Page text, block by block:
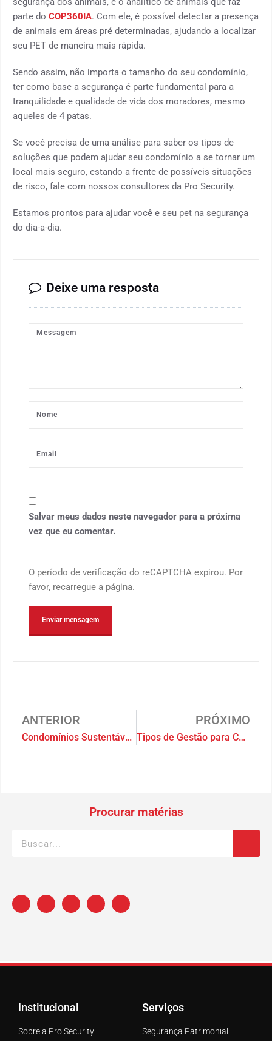
parte do COP360IA. Com ele, é possível detectar a presença
de animais em áreas pré determinadas, ajudando a localizar
seu PET de maneira mais rápida.
Sendo assim, não importa o tamanho do seu condomínio,
ter como base a segurança é parte fundamental para a
tranquilidade e qualidade de vida dos moradores, mesmo
aqueles de 4 patas.
Se você precisa de uma análise para saber os tipos de
soluções que podem ajudar seu condomínio a se tornar um
local mais seguro, estando a frente de possíveis situações
de risco, fale com nossos consultores da Pro Security.
Estamos prontos para ajudar você e seu pet na segurança
do dia-a-dia.
Deixe uma resposta
Salvar meus dados neste navegador para a próxima
vez que eu comentar.
O período de verificação do reCAPTCHA expirou. Por
favor, recarregue a página.
ANTERIOR
Condomínios Sustentáveis: economia e sofisticação
PRÓXIMO
Tipos de Gestão para Condomínio: como escolher?
Procurar matérias
Institucional
Sobre a Pro Security
Serviços
Segurança Patrimonial